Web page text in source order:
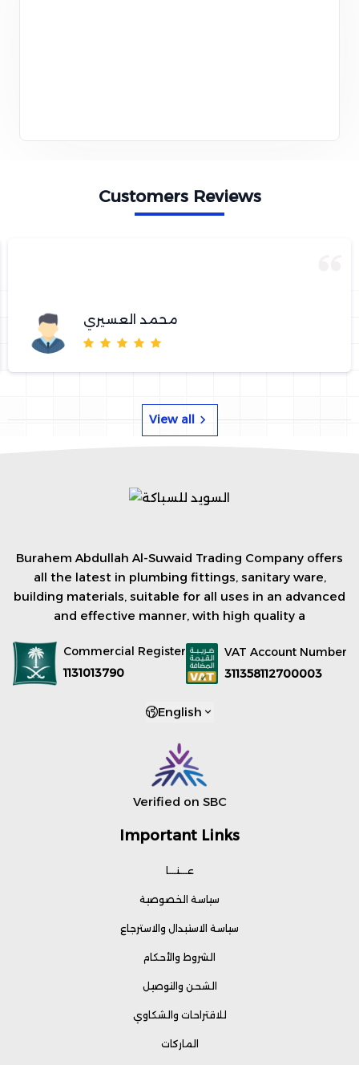
Customers Reviews
محمد العسيري
View all
Important Links
عـــنـــا
سياسة الخصوصية
سياسة الاستبدال والاسترجاع
الشروط والأحكام
الشحن والتوصيل
للاقتراحات والشكاوي
الماركات
Burahem Abdullah Al-Suwaid Trading Company offers
all the latest in plumbing fittings, sanitary ware,
building materials, suitable for all uses in an advanced
and effective manner, with high quality a
Commercial Register
1131013790
VAT Account Number
311358112700003
English
Verified on SBC